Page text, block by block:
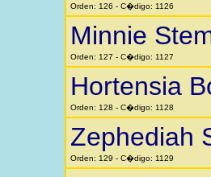
Orden: 126 - C�digo: 1126
Minnie
Orden: 127 - C�digo: 1127
Hortensia
Orden: 128 - C�digo: 1128
Zephediah
Orden: 129 - C�digo: 1129